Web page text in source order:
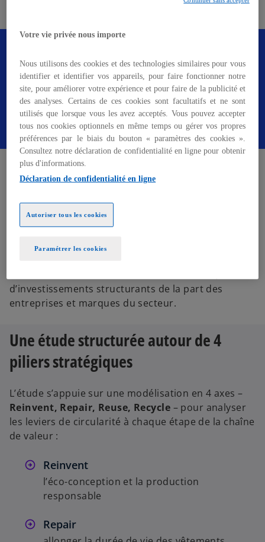
plus sur l'édition 2025.
Recevoir l'étude
r
n
s
u
n
n
o
u
Un marché en pleine structuration :
31,3 Md€ et 88 500 emplois d’ici 2030
Selon nos estimations, le marché européen de la
mode circulaire pourrait représenter jusqu’à
milliards d’euroset
d’investissements structurants de la part des
entreprises et marques du secteur.
Une étude structurée autour de 4
piliers stratégiques
L’étude s’appuie sur une modélisation en 4 axes –
Reinvent, Repair, Reuse, Recycle – pour analyser
les leviers de circularité à chaque étape de la chaîne
de valeur :
Reinvent
l’éco-conception et la production
responsable
Repair
Votre vie privée nous importe
Nous utilisons des cookies et des technologies similaires pour vous
identifier et identifier vos appareils, pour faire fonctionner notre
site, pour améliorer votre expérience et pour faire de la publicité et
des analyses. Certains de ces cookies sont facultatifs et ne sont
utilisés que lorsque vous les avez acceptés. Vous pouvez accepter
tous nos cookies optionnels en même temps ou gérer vos propres
préférences par le biais du bouton « paramètres des cookies ».
Consultez notre déclaration de confidentialité en ligne pour obtenir
plus d'informations.
Déclaration de confidentialité en ligne
Paramétrer les cookies
Autoriser tous les cookies